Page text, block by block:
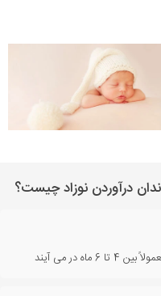
درآوردن نوزاد چیست؟